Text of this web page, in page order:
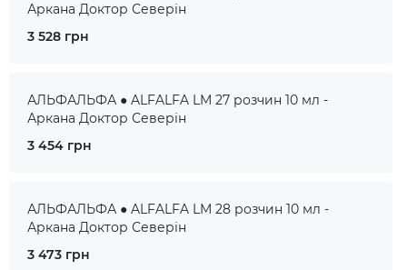
Аркана Доктор Северін
3 528 грн
АЛЬФАЛЬФА ● ALFALFA LM 27 розчин 10 мл -
Аркана Доктор Северін
3 454 грн
АЛЬФАЛЬФА ● ALFALFA LM 28 розчин 10 мл -
Аркана Доктор Северін
3 473 грн